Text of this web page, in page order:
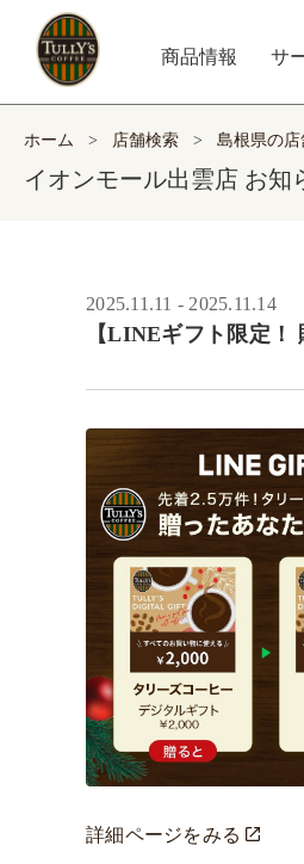
商品情報 サ
ホーム > 店舗検索 > 島根県の
イオンモール出雲店 お知
2025.11.11 - 2025.11.14
【LINEギフト限定！
詳細ページをみる